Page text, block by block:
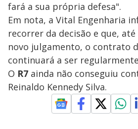
fará a sua própria defesa".
Em nota, a Vital Engenharia
recorrer da decisão e que,
novo julgamento, o contrato
continuará a ser
O R7 ainda não conseguiu
Reinaldo Kennedy Silva.